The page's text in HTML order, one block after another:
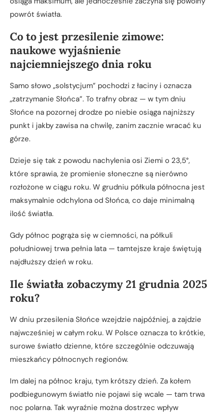
powrót światła.
Co to jest przesilenie zimowe:
naukowe wyjaśnienie
najciemniejszego dnia roku
Samo słowo „solstycjum” pochodzi z łaciny i oznacza
„zatrzymanie Słońca”. To trafny obraz — w tym dniu
Słońce na pozornej drodze po niebie osiąga najniższy
punkt i jakby zawisa na chwilę, zanim zacznie wracać ku
górze.
Dzieje się tak z powodu nachylenia osi Ziemi o 23,5°,
które sprawia, że promienie słoneczne są nierówno
rozłożone w ciągu roku. W grudniu półkula północna jest
maksymalnie odchylona od Słońca, co daje minimalną
ilość światła.
Gdy północ pogrąża się w ciemności, na półkuli
południowej trwa pełnia lata — tamtejsze kraje świętują
najdłuższy dzień w roku.
Ile światła zobaczymy 21 grudnia 2025
roku?
W dniu przesilenia Słońce wzejdzie najpóźniej, a zajdzie
najwcześniej w całym roku. W Polsce oznacza to krótkie,
surowe światło dzienne, które szczególnie odczuwają
mieszkańcy północnych regionów.
Im dalej na północ kraju, tym krótszy dzień. Za kołem
podbiegunowym światło nie pojawi się wcale — tam trwa
noc polarna. Tak wyraźnie można dostrzec wpływ